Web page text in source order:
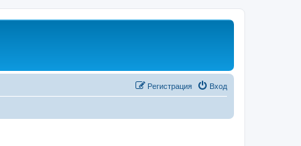
Вход
Регистрация